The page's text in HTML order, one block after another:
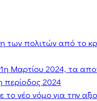
πολιτών από το
Μαρτίου 2024, τα
περίοδος 2024
το νέο νόμο για την